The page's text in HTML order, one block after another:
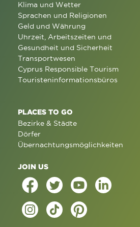
Klima und Wetter
Sprachen und Religionen
Geld und Währung
Uhrzeit, Arbeitszeiten und
Gesundheit und Sicherheit
Transportwesen
Cyprus Responsible Tourism
Touristeninformationsbüros
PLACES TO GO
Bezirke & Städte
Dörfer
Übernachtungsmöglichkeiten
JOIN US